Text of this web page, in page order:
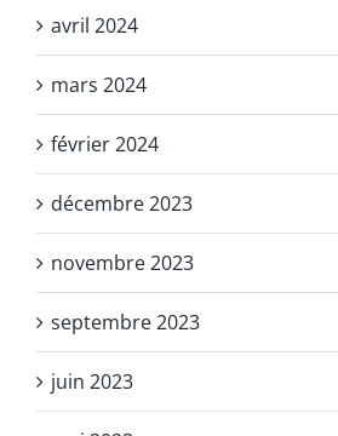
avril 2024
mars 2024
février 2024
décembre 2023
novembre 2023
septembre 2023
juin 2023